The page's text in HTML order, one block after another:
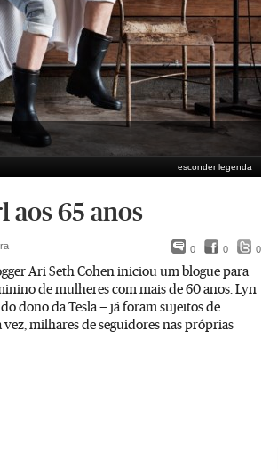
esconder legenda
aos 65 anos
0 0 0
Ari Seth Cohen iniciou um blogue para
de mulheres com mais de 60 anos. Lyn
dono da Tesla — já foram sujeitos de
milhares de seguidores nas próprias